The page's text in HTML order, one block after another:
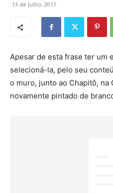
13 de Julho, 2017
Apesar de esta frase ter um
selecioná-la, pelo seu
o muro, junto ao Chapitô, na
novamente pintado de